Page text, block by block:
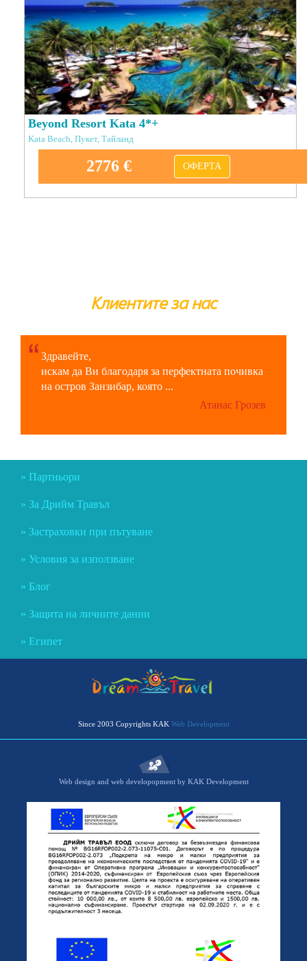
Beyond Resort Kata 4*+
Kata Beach, Пукет, Тайланд
2776 € ОФЕРТА
Клиентите за нас
Здравейте,
искам да Ви благодаря за перфектната почивка
на остров Занзибар, която ...
Атанас Грозев
Партньори
За Дрийм Травъл
Застраховки при пътуване
Условия за използване
Блог
Защита на личните данни
Египет
Since 2003 Copyrights KAK Web Development
Web design and web developopment by KAK Development